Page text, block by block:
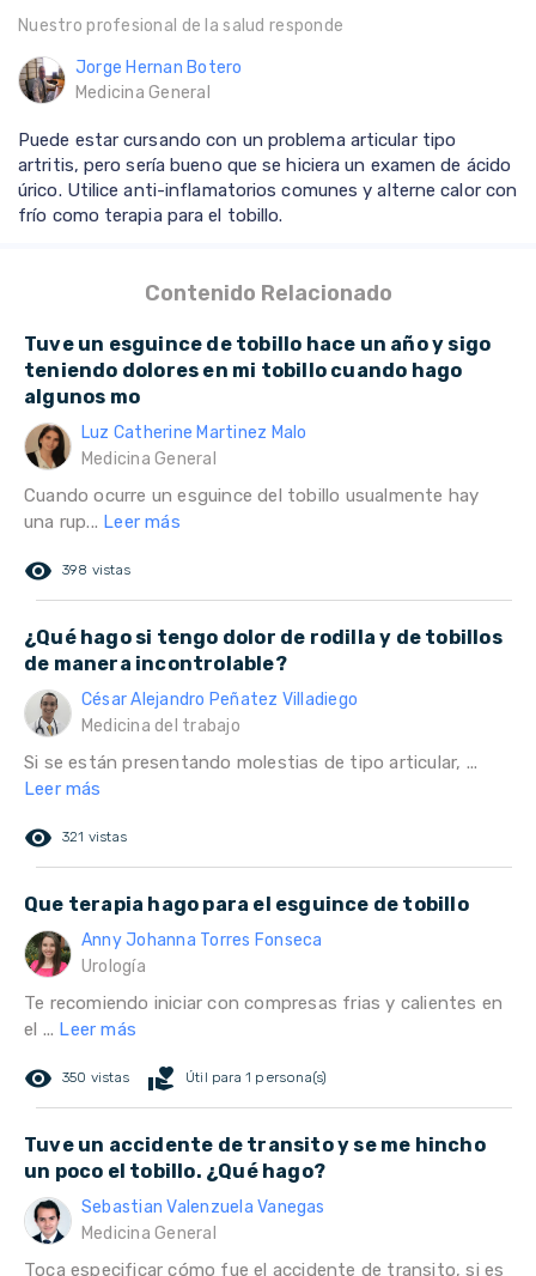
Nuestro profesional de la salud responde
Jorge Hernan Botero
Medicina General
Puede estar cursando con un problema articular tipo
artritis, pero sería bueno que se hiciera un examen de ácido
úrico. Utilice anti-inflamatorios comunes y alterne calor con
frío como terapia para el tobillo.
Contenido Relacionado
Tuve un esguince de tobillo hace un año y sigo
teniendo dolores en mi tobillo cuando hago
algunos mo
Luz Catherine Martinez Malo
Medicina General
Cuando ocurre un esguince del tobillo usualmente hay
una rup... Leer más
remove_red_eye 398 vistas
¿Qué hago si tengo dolor de rodilla y de tobillos
de manera incontrolable?
César Alejandro Peñatez Villadiego
Medicina del trabajo
Si se están presentando molestias de tipo articular, ...
Leer más
remove_red_eye 321 vistas
Que terapia hago para el esguince de tobillo
Anny Johanna Torres Fonseca
Urología
Te recomiendo iniciar con compresas frias y calientes en
el ... Leer más
remove_red_eye 350 vistas volunteer_activism Útil para 1 persona(s)
Tuve un accidente de transito y se me hincho
un poco el tobillo. ¿Qué hago?
Sebastian Valenzuela Vanegas
Medicina General
Toca especificar cómo fue el accidente de transito, si es